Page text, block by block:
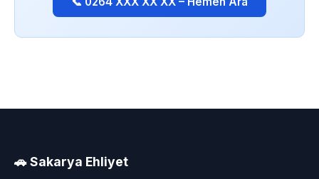
🚗 Sakarya Ehliyet